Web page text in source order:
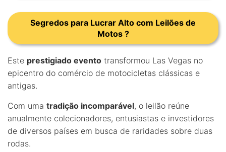
Segredos para Lucrar Alto com Leilões de
Motos ?
Este prestigiado evento transformou Las Vegas no
epicentro do comércio de motocicletas clássicas e
antigas.
Com uma tradição incomparável, o leilão reúne
anualmente colecionadores, entusiastas e investidores
de diversos países em busca de raridades sobre duas
rodas.